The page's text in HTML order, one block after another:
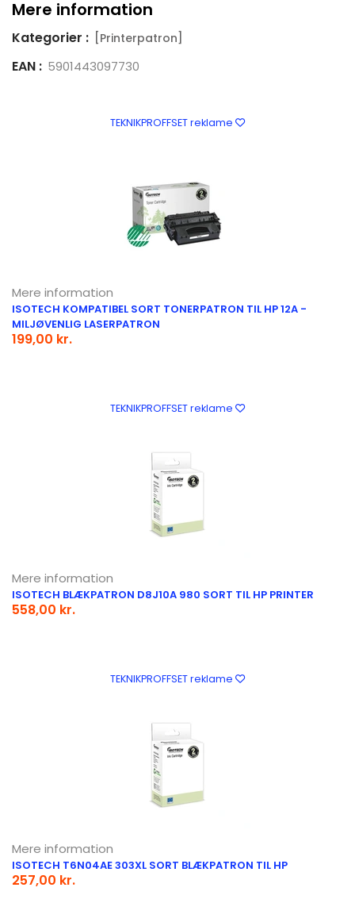
Mere information
Kategorier : [Printerpatron]
EAN : 5901443097730
TEKNIKPROFFSET reklame
Mere information
ISOTECH KOMPATIBEL SORT TONERPATRON TIL HP 12A -
MILJØVENLIG LASERPATRON
199,00 kr.
TEKNIKPROFFSET reklame
Mere information
ISOTECH BLÆKPATRON D8J10A 980 SORT TIL HP PRINTER
558,00 kr.
TEKNIKPROFFSET reklame
Mere information
ISOTECH T6N04AE 303XL SORT BLÆKPATRON TIL HP
257,00 kr.